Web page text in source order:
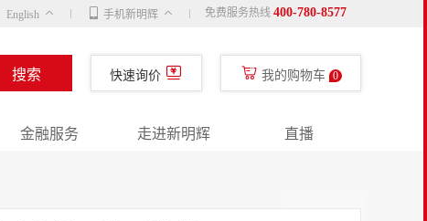
English 手机新明辉 免费服务热线 400-780-8577
搜索 快速询价 我的购物车 0
金融服务 走进新明辉 直播